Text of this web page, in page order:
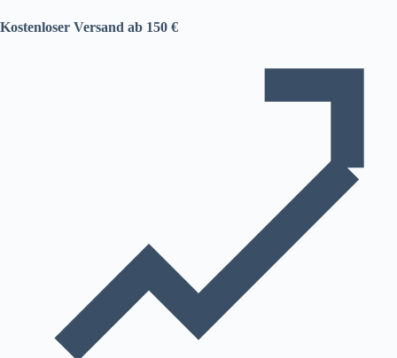
Kostenloser Versand ab 150 €